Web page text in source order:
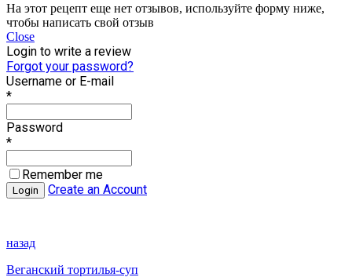
На этот рецепт еще нет отзывов, используйте форму ниже,
чтобы написать свой отзыв
Close
Login to write a review
Forgot your password?
Username or E-mail
*
Password
*
Remember me
Create an Account
назад
Веганский тортилья-суп